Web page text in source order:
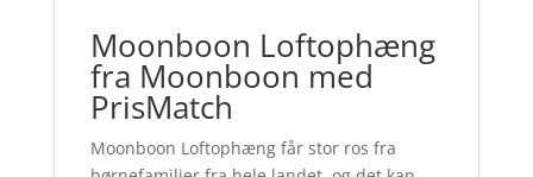
Moonboon Loftophæng
fra Moonboon med
PrisMatch
Moonboon Loftophæng får stor ros fra